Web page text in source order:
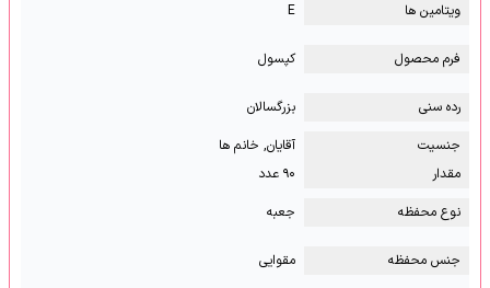
ویتامین ها E
فرم محصول کپسول
رده سنی
بزرگسالان
جنسیت
آقایان, خانم ها
مقدار
۹۰ عدد
نوع محفظه
جعبه
جنس محفظه مقوایی